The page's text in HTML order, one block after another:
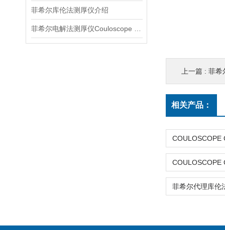
菲希尔库伦法测厚仪介绍
上一篇 : 菲希
相关产品：